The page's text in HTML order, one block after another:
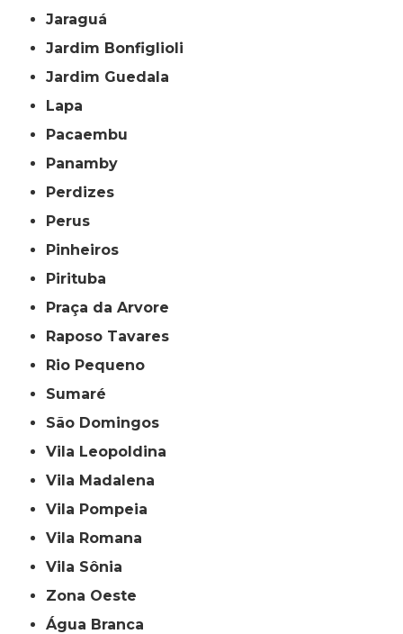
Jaraguá
Jardim Bonfiglioli
Jardim Guedala
Lapa
Pacaembu
Panamby
Perdizes
Perus
Pinheiros
Pirituba
Praça da Arvore
Raposo Tavares
Rio Pequeno
Sumaré
São Domingos
Vila Leopoldina
Vila Madalena
Vila Pompeia
Vila Romana
Vila Sônia
Zona Oeste
Água Branca